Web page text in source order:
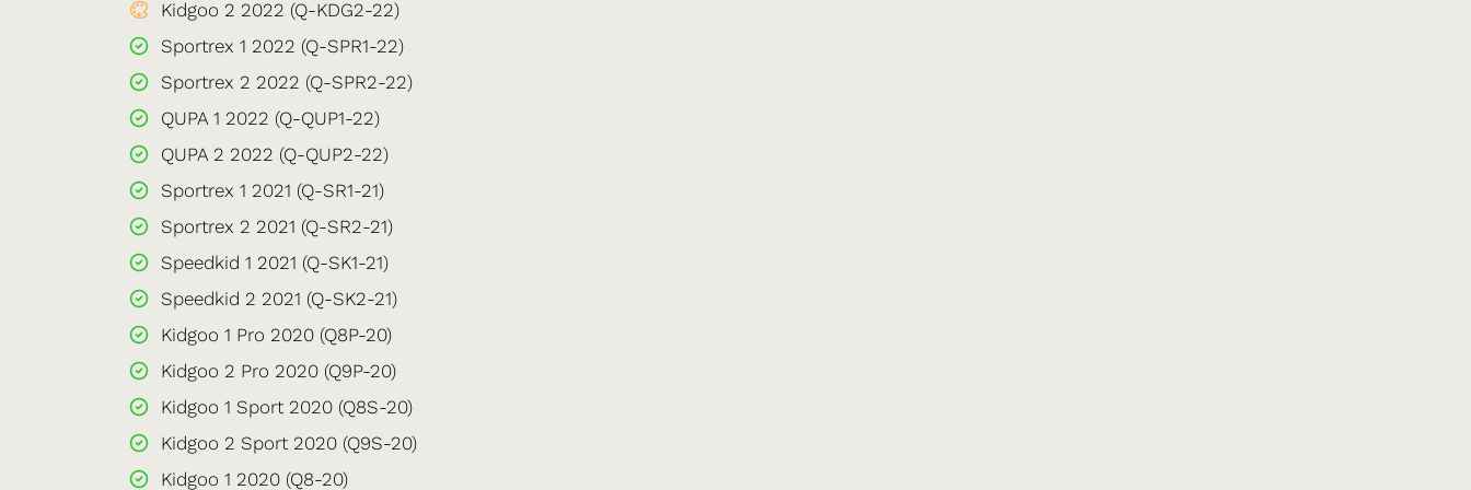
Kidgoo 2 2022 (Q-KDG2-22)
Sportrex 1 2022 (Q-SPR1-22)
Sportrex 2 2022 (Q-SPR2-22)
QUPA 1 2022 (Q-QUP1-22)
QUPA 2 2022 (Q-QUP2-22)
Sportrex 1 2021 (Q-SR1-21)
Sportrex 2 2021 (Q-SR2-21)
Speedkid 1 2021 (Q-SK1-21)
Speedkid 2 2021 (Q-SK2-21)
Kidgoo 1 Pro 2020 (Q8P-20)
Kidgoo 2 Pro 2020 (Q9P-20)
Kidgoo 1 Sport 2020 (Q8S-20)
Kidgoo 2 Sport 2020 (Q9S-20)
Kidgoo 1 2020 (Q8-20)